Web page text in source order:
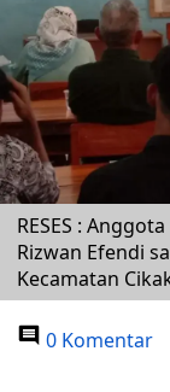
RESES :
Rizwan Efendi
Kecamatan
0 Komentar